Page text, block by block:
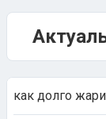
как долго